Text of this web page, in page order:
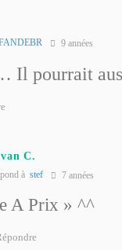
9 années
Il pourrait
C.
à stef 7 années
A Prix » ^^